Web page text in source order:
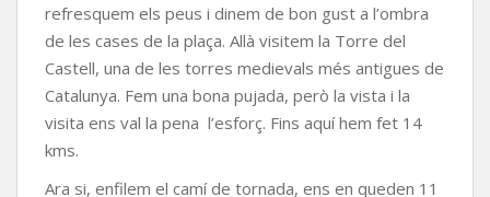
refresquem els peus i dinem de bon gust a l’ombra
de les cases de la plaça. Allà visitem la Torre del
Castell, una de les torres medievals més antigues de
Catalunya. Fem una bona pujada, però la vista i la
visita ens val la pena l’esforç. Fins aquí hem fet 14
kms.
Ara si, enfilem el camí de tornada, ens en queden 11